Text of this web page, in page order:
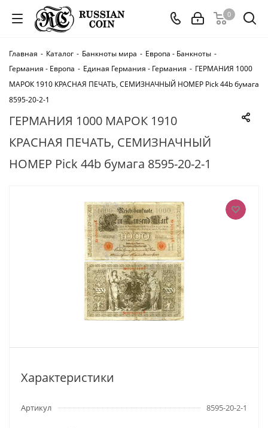
0
Главная - Каталог - Банкноты мира - Европа - Банкноты -
Германия - Европа - Единая Германия - Германия - ГЕРМАНИЯ 1000
МАРОК 1910 КРАСНАЯ ПЕЧАТЬ, СЕМИЗНАЧНЫЙ НОМЕР Pick 44b бумага
8595-20-2-1
ГЕРМАНИЯ 1000 МАРОК 1910
КРАСНАЯ ПЕЧАТЬ, СЕМИЗНАЧНЫЙ
НОМЕР Pick 44b бумага 8595-20-2-1
Характеристики
Артикул 8595-20-2-1